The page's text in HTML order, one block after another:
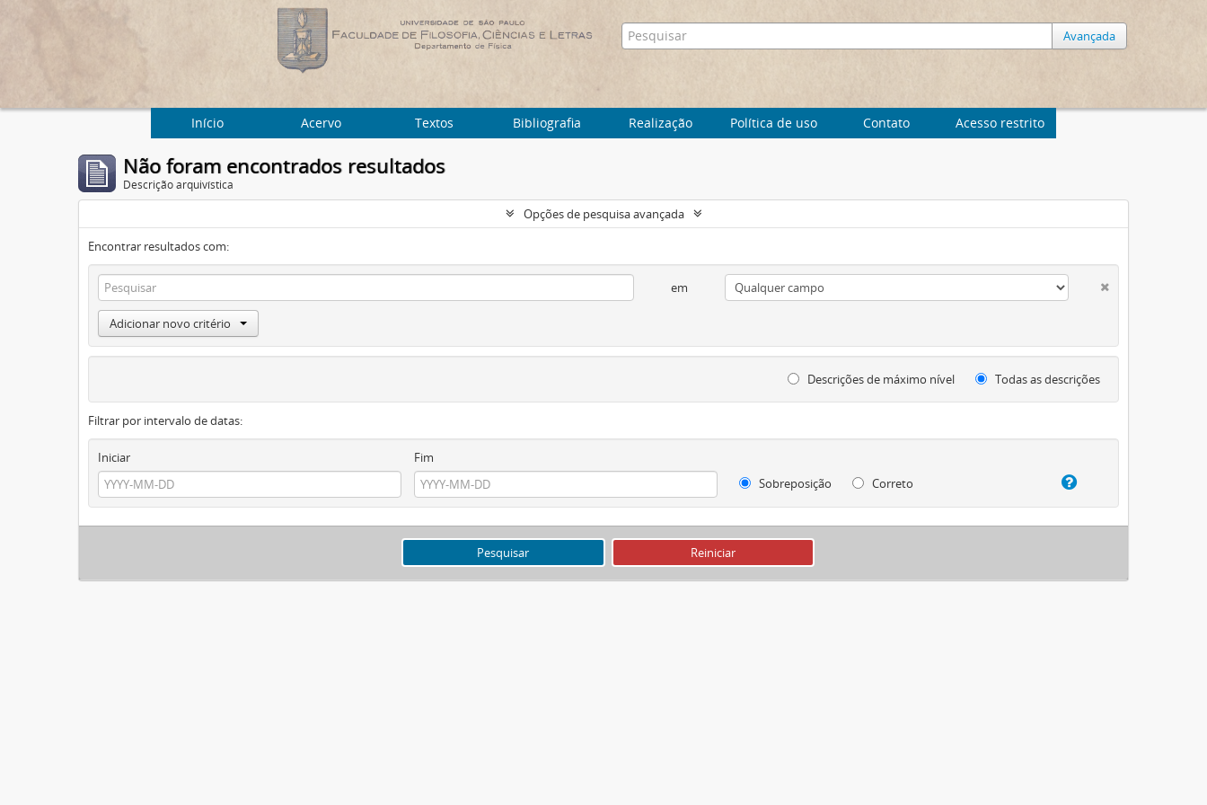
Avançada
Início Acervo Textos Bibliografia Realização Política de uso Contato Acesso restrito
Não foram encontrados resultados
Descrição arquivística
Opções de pesquisa avançada
Encontrar resultados com:
em
Adicionar novo critério
Descrições de máximo nível Todas as descrições
Filtrar por intervalo de datas:
Iniciar
Fim
Sobreposição
Correto